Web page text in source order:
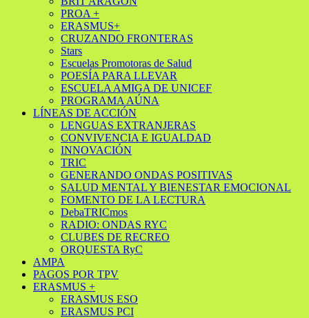
PROA +
ERASMUS+
CRUZANDO FRONTERAS
Stars
Escuelas Promotoras de Salud
POESÍA PARA LLEVAR
ESCUELA AMIGA DE UNICEF
PROGRAMA AÚNA
LÍNEAS DE ACCIÓN
LENGUAS EXTRANJERAS
CONVIVENCIA E IGUALDAD
INNOVACIÓN
TRIC
GENERANDO ONDAS POSITIVAS
SALUD MENTAL Y BIENESTAR EMOCIONAL
FOMENTO DE LA LECTURA
DebaTRICmos
RADIO: ONDAS RYC
CLUBES DE RECREO
ORQUESTA RyC
AMPA
PAGOS POR TPV
ERASMUS +
ERASMUS ESO
ERASMUS PCI